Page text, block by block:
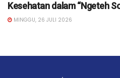
Kesehatan dalam “Ngeteh
MINGGU, 26 JULI 2026